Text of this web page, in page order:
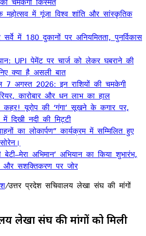
महोत्सव में गूंजा विश्व शांति और सांस्कृतिक
सर्वे में 180 दुकानों पर अनियमितता, पुनर्विकास
UPI पेमेंट पर चार्ज को लेकर घबराने की
क्या है असली बात
अगस्त 2026: इन राशियों की चमकेगी
कारोबार और धन लाभ का हाल
यूरोप की ‘गंगा’ सूखने के कगार पर,
दिखी नदी की मिट्टी
का लोकार्पण” कार्यक्रम में सम्मिलित हुए
बेटी–मेरा अभिमान’ अभियान का किया शुभारंभ,
और सशक्तिकरण पर जोर
/उत्तर प्रदेश सचिवालय लेखा संघ की मांगों
लेखा संघ की मांगों को मिली